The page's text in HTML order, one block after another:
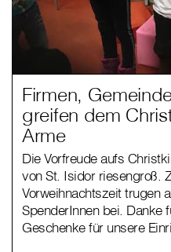
Firmen,
greifen dem
Arme
Die Vorfreude aufs
von St. Isidor riesengroß.
Vorweihnachtszeit trugen
SpenderInnen bei. Danke
Geschenke für unsere